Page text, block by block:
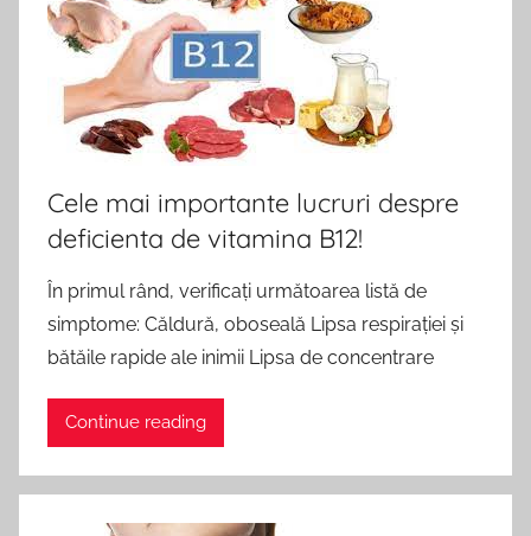
Cele mai importante lucruri despre
deficienta de vitamina B12!
În primul rând, verificați următoarea listă de
simptome: Căldură, oboseală Lipsa respirației și
bătăile rapide ale inimii Lipsa de concentrare
Continue reading